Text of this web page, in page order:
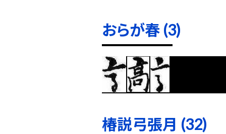
おらが春 (3)
椿説弓張月 (32)